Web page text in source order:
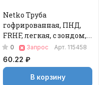
Netko Труба
гофрированная, ПНД,
FRHF, легкая, с зондом,
d16 мм, черная, 100м
"УП"
0 Запрос Арт. 115458
60.22 ₽
В корзину